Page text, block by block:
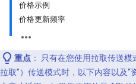
价格示例
价格更新频率
重点 ：
只有在您使用拉取传送模
拉取”）传送模式时，以下内容以及“